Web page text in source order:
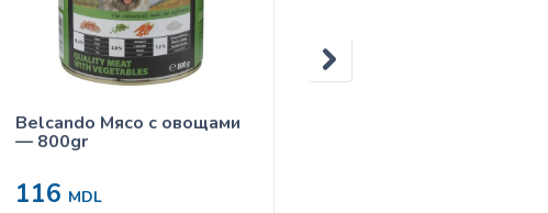
Belcando Мясо с овощами
— 800gr
116 MDL